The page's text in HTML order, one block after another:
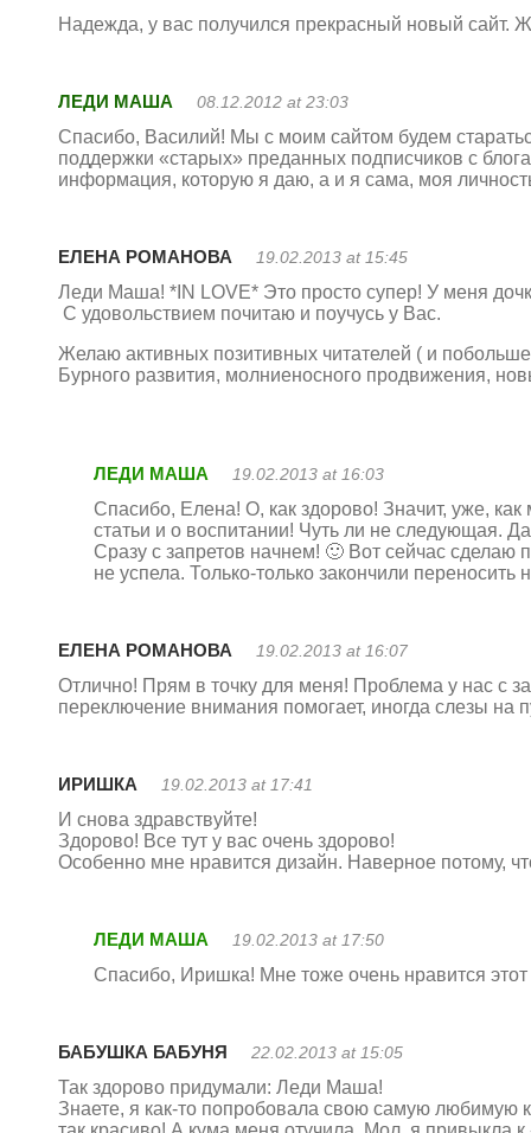
Надежда, у вас получился прекрасный новый сайт.
ЛЕДИ МАША 08.12.2012 at 23:03
Спасибо, Василий! Мы с моим сайтом будем
поддержки «старых» преданных подписчиков с
информация, которую я даю, а и я сама, моя
ЕЛЕНА РОМАНОВА 19.02.2013 at 15:45
Леди Маша! *IN LOVE* Это просто супер! У меня
С удовольствием почитаю и поучусь у Вас.
Желаю активных позитивных читателей ( и
Бурного развития, молниеносного продвижения,
ЛЕДИ МАША 19.02.2013 at 16:03
Спасибо, Елена! О, как здорово! Значит, уже,
статьи и о воспитании! Чуть ли не следующая.
Сразу с запретов начнем! 🙂 Вот сейчас
не успела. Только-только закончили переносить
ЕЛЕНА РОМАНОВА 19.02.2013 at 16:07
Отлично! Прям в точку для меня! Проблема у нас с
переключение внимания помогает, иногда слезы на
ИРИШКА 19.02.2013 at 17:41
И снова здравствуйте!
Здорово! Все тут у вас очень здорово!
Особенно мне нравится дизайн. Наверное потому,
ЛЕДИ МАША 19.02.2013 at 17:50
Спасибо, Иришка! Мне тоже очень нравится этот
БАБУШКА БАБУНЯ 22.02.2013 at 15:05
Так здорово придумали: Леди Маша!
Знаете, я как-то попробовала свою самую любимую